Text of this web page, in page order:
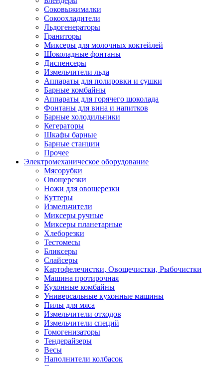
Соковыжималки
Сокоохладители
Льдогенераторы
Граниторы
Миксеры для молочных коктейлей
Шоколадные фонтаны
Диспенсеры
Измельчители льда
Аппараты для полировки и сушки
Барные комбайны
Аппараты для горячего шоколада
Фонтаны для вина и напитков
Барные холодильники
Кегераторы
Шкафы барные
Барные станции
Прочее
Электромеханическое оборудование
Мясорубки
Овощерезки
Ножи для овощерезки
Куттеры
Измельчители
Миксеры ручные
Миксеры планетарные
Хлеборезки
Тестомесы
Бликсеры
Слайсеры
Картофелечистки, Овощечистки, Рыбочистки
Машина протирочная
Кухонные комбайны
Универсальные кухонные машины
Пилы для мяса
Измельчители отходов
Измельчители специй
Гомогенизаторы
Тендерайзеры
Весы
Наполнители колбасок